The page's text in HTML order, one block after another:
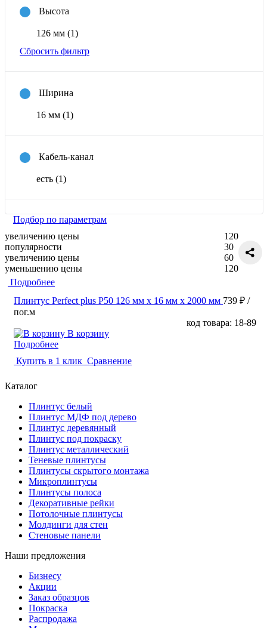
Высота
126 мм (1)
Сбросить фильтр
Ширина
16 мм (1)
Кабель-канал
есть (1)
Подбор по параметрам
увеличению цены
популярности
увеличению цены
уменьшению цены
120
30
60
120
Подробнее
Плинтус Perfect plus P50 126 мм х 16 мм х 2000 мм 739 ₽ /
пог.м
код товара: 18-89
В корзину
Подробнее
Купить в 1 клик Сравнение
Каталог
Плинтус белый
Плинтус МДФ под дерево
Плинтус деревянный
Плинтус под покраску
Плинтус металлический
Теневые плинтусы
Плинтусы скрытого монтажа
Микроплинтусы
Плинтусы полоса
Декоративные рейки
Потолочные плинтусы
Молдинги для стен
Стеновые панели
Наши предложения
Бизнесу
Акции
Заказ образцов
Покраска
Распродажа